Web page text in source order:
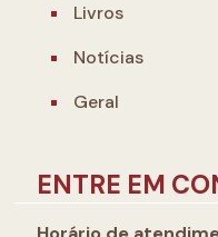
Livros
Notícias
Geral
ENTRE EM